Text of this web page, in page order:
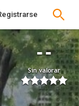
--
Sin valorar